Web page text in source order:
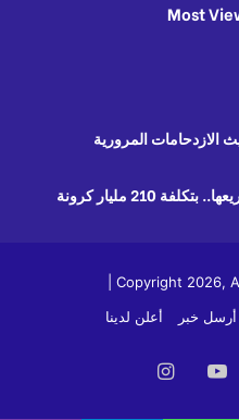
Most
الازدحامات المرورية
210 مليار كرونة
أرسل خبر أعلن لدينا
‫YouTube